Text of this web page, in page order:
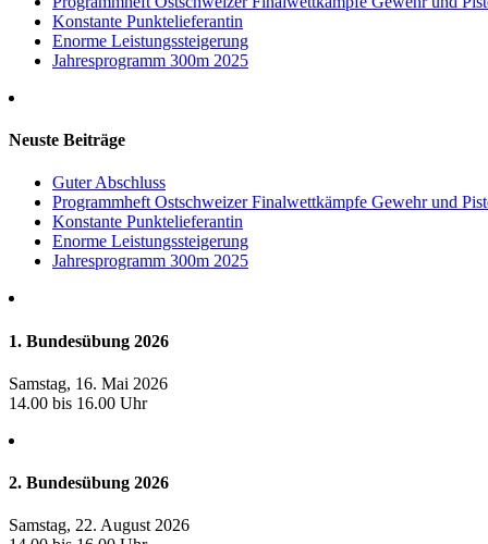
Konstante Punktelieferantin
Enorme Leistungssteigerung
Jahresprogramm 300m 2025
Neuste Beiträge
Guter Abschluss
Programmheft Ostschweizer Finalwettkämpfe Gewehr und
Konstante Punktelieferantin
Enorme Leistungssteigerung
Jahresprogramm 300m 2025
1. Bundesübung 2026
Samstag, 16. Mai 2026
14.00 bis 16.00 Uhr
2. Bundesübung 2026
Samstag, 22. August 2026